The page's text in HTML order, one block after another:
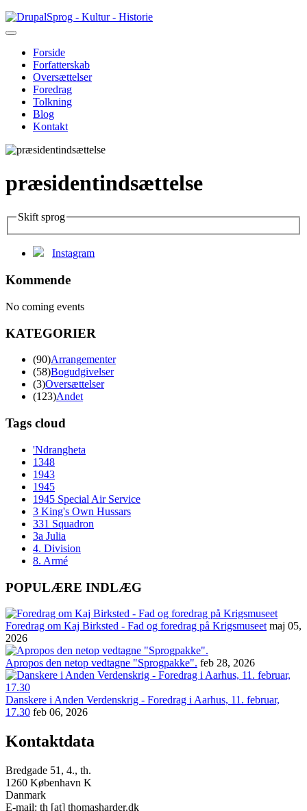
Gå
til
Sprog - Kultur - Historie
Primær
navigation
Forside
Forfatterskab
Oversættelser
Foredrag
Tolkning
Blog
Kontakt
præsidentindsættelse
Skift sprog
Instagram
Kommende
No coming events
KATEGORIER
(90)Arrangementer
(58)Bogudgivelser
(3)Oversættelser
(123)Andet
Tags cloud
'Ndrangheta
1348
1943
1945
1945 Special Air Service
3 King's Own Hussars
331 Squadron
3a Julia
4. Division
8. Armé
POPULÆRE INDLÆG
Foredrag om Kaj Birksted - Fad og foredrag på Krigsmuseet maj 05,
2026
Apropos den netop vedtagne "Sprogpakke". feb 28, 2026
Danskere i Anden Verdenskrig - Foredrag i Aarhus, 11. februar,
17.30 feb 06, 2026
Kontaktdata
Bredgade 51, 4., th.
1260 København K
Danmark
E-mail: th [at] thomasharder.dk